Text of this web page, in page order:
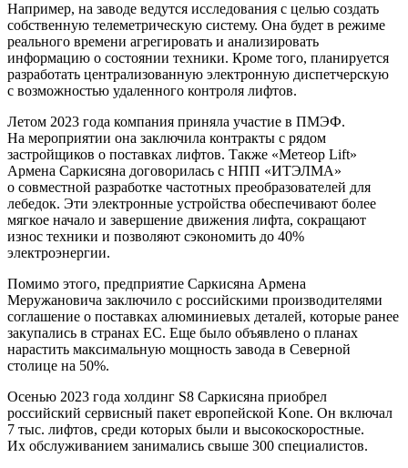
Например, на заводе ведутся исследования с целью создать
собственную телеметрическую систему. Она будет в режиме
реального времени агрегировать и анализировать
информацию о состоянии техники. Кроме того, планируется
разработать централизованную электронную диспетчерскую
с возможностью удаленного контроля лифтов.
Летом 2023 года компания приняла участие в ПМЭФ.
На мероприятии она заключила контракты с рядом
застройщиков о поставках лифтов. Также «Метеор Lift»
Армена Саркисяна договорилась с НПП «ИТЭЛМА»
о совместной разработке частотных преобразователей для
лебедок. Эти электронные устройства обеспечивают более
мягкое начало и завершение движения лифта, сокращают
износ техники и позволяют сэкономить до 40%
электроэнергии.
Помимо этого, предприятие Саркисяна Армена
Меружановича заключило с российскими производителями
соглашение о поставках алюминиевых деталей, которые ранее
закупались в странах ЕС. Еще было объявлено о планах
нарастить максимальную мощность завода в Северной
столице на 50%.
Осенью 2023 года холдинг S8 Саркисяна приобрел
российский сервисный пакет европейской Kone. Он включал
7 тыс. лифтов, среди которых были и высокоскоростные.
Их обслуживанием занимались свыше 300 специалистов.